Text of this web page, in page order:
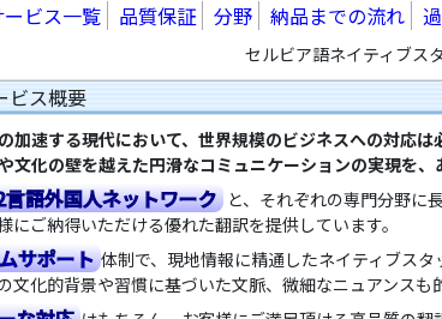
ービス一覧
品質保証 分野 納品までの流れ
セルビア語ネイティブス
ビス概要
加速する現代において、世界規模のビジネスへの対応
文化の壁を越えた円滑なコミュニケーションの実現を、
語外国人ネットワーク と、それぞれの専門分野に
にご納得いただける優れた翻訳を提供しています。
サポート 体制で、現地情報に精通したネイティブス
文化的背景や習慣に基づいた文脈、微細なニュアンスも